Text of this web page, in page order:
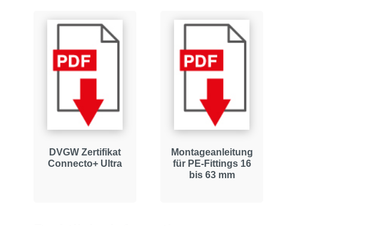
DVGW Zertifikat
Connecto+ Ultra
Montageanleitung
für PE-Fittings 16
bis 63 mm